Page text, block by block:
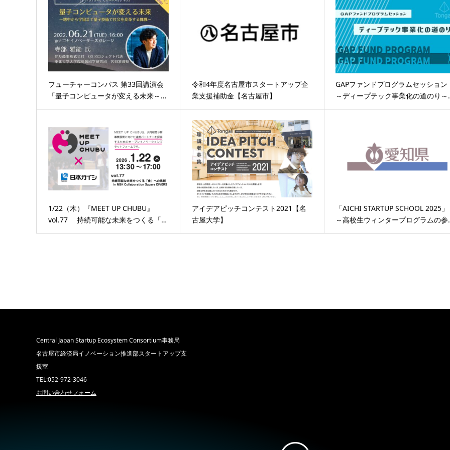
フューチャーコンパス 第33回講演会
「量子コンピュータが変える未来～…
令和4年度名古屋市スタートアップ企
業支援補助金【名古屋市】
GAPファンドプログラムセッション
～ディープテック事業化の道のり
1/22（木）『MEET UP CHUBU』
vol.77 持続可能な未来をつくる「…
アイデアピッチコンテスト2021【名
古屋大学】
「AICHI STARTUP SCHOOL 2025」
～高校生ウィンタープログラムの
Central Japan Startup Ecosystem Consortium事務局
名古屋市経済局イノベーション推進部スタートアップ支
援室
TEL:052-972-3046
お問い合わせフォーム